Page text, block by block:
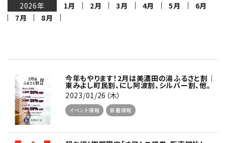
2026年
1月 2月 3月 4月 5月
6月
7月
8月
今年もやります！2月は美濃田の湯ふるさと割｜
東みよし町民割、にし阿波割、シルバー割、他。
2023/01/26（木）
イベント情報 新着情報